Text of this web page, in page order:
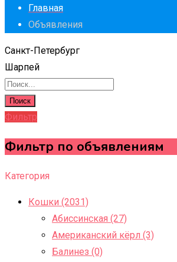
Главная
Объявления
Санкт-Петербург
Шарпей
Поиск
Фильтр
Фильтр по объявлениям
Категория
Кошки (2031)
Абиссинская (27)
Американский кёрл (3)
Балинез (0)